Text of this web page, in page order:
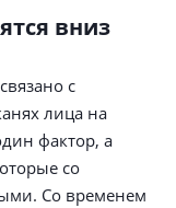
вниз
с
лица на
фактор, а
со
Со временем